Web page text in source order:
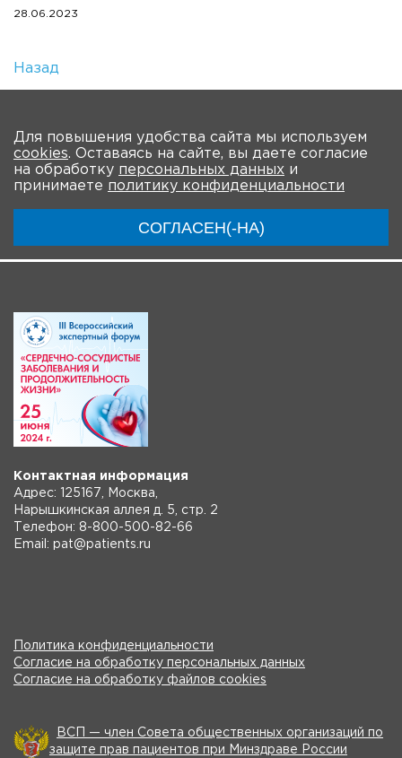
28.06.2023
Назад
Для повышения удобства сайта мы используем
cookies. Оставаясь на сайте, вы даете согласие
на обработку персональных данных и
принимаете политику конфиденциальности
СОГЛАСЕН(-НА)
О Форуме Участники Программа
Контактная информация
Адрес: 125167, Москва,
Нарышкинская аллея д. 5, стр. 2
Телефон: 8-800-500-82-66
Email: pat@patients.ru
Политика конфиденциальности
Согласие на обработку персональных данных
Согласие на обработку файлов cookies
ВСП — член Совета общественных организаций по
защите прав пациентов при Минздраве России